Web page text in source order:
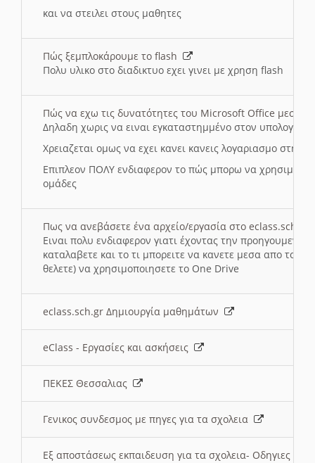
και να στειλει στους μαθητες
Πώς ξεμπλοκάρουμε το flash
Πολυ υλικο στο διαδικτυο εχει γινει με χρηση flash
Πώς να εχω τις δυνατότητες του Microsoft Office μεσω
Δηλαδη χωρις να ειναι εγκαταστημμένο στον
Χρειαζεται ομως να εχει κανει κανεις λογαριασμο στη
Επιπλεον ΠΟΛΥ ενδιαφερον το πώς μπορω να
ομάδες
Πως να ανεβάσετε ένα αρχείο/εργασία στο eclass.sch.gr
Ειναι πολυ ενδιαφερον γιατι έχοντας την
καταλαβετε και το τι μπορειτε να κανετε μεσα απο το
θελετε) να χρησιμοποιησετε το One Drive
eclass.sch.gr Δημιουργία μαθημάτων
eClass - Εργασίες και ασκήσεις
ΠΕΚΕΣ Θεσσαλιας
Γενικος συνδεσμος με πηγες για τα σχολεια
Εξ αποστάσεως εκπαιδευση για τα σχολεια- Οδηγιες